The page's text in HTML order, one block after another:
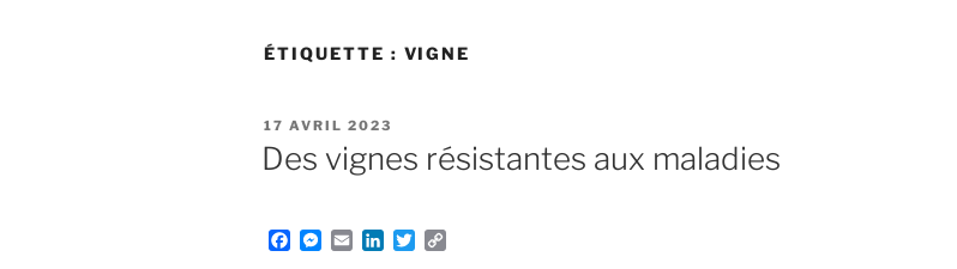
ÉTIQUETTE : VIGNE
PUBLIÉ
LE
17 AVRIL 2023
Des vignes résistantes aux maladies
F
M
E
L
T